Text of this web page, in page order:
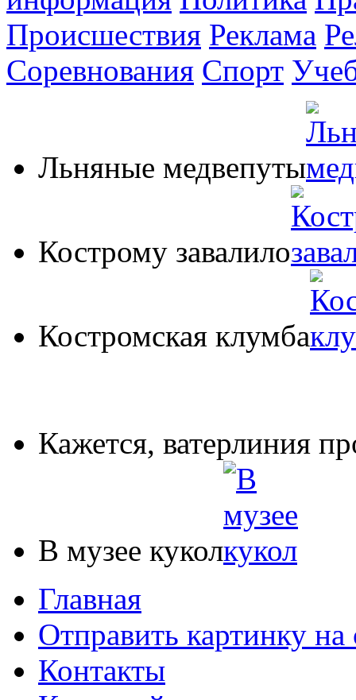
Происшествия Реклама
Соревнования Спорт
Льняные медвепуты
Кострому завалило
Костромская клумба
Кажется, ватерлиния
В музее кукол
Главная
Отправить картинку на
Контакты